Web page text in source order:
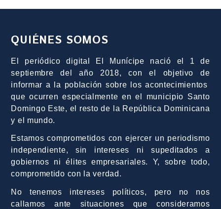
QUIÉNES SOMOS
El periódico digital El Munícipe nació el 1 de
septiembre del año 2018, con el objetivo de
informar a la población sobre los acontecimientos
que ocurren especialmente en el municipio Santo
Domingo Este, el resto de la República Dominicana
y el mundo.
Estamos comprometidos con ejercer un periodismo
independiente, sin intereses ni supeditados a
gobiernos ni élites empresariales. Y, sobre todo,
comprometido con la verdad.
No tenemos intereses políticos, pero no nos
callamos ante situaciones que consideramos